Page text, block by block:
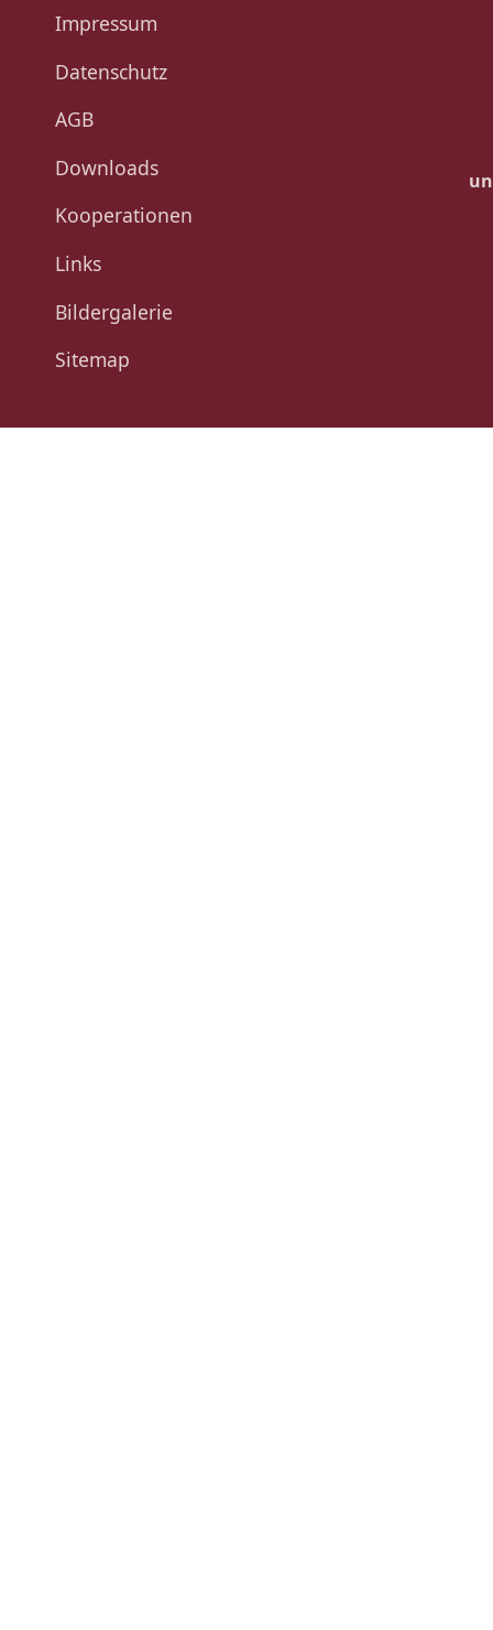
Impressum
Datenschutz
AGB
Downloads
Kooperationen
Links
Bildergalerie
Sitemap